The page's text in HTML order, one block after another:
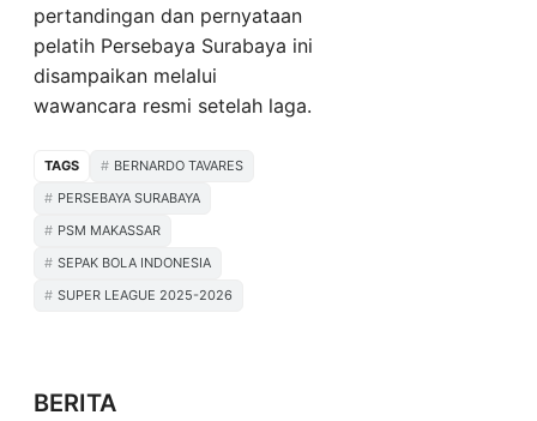
pertandingan dan pernyataan
pelatih Persebaya Surabaya ini
disampaikan melalui
wawancara resmi setelah laga.
TAGS
BERNARDO TAVARES
PERSEBAYA SURABAYA
PSM MAKASSAR
SEPAK BOLA INDONESIA
SUPER LEAGUE 2025-2026
BERITA